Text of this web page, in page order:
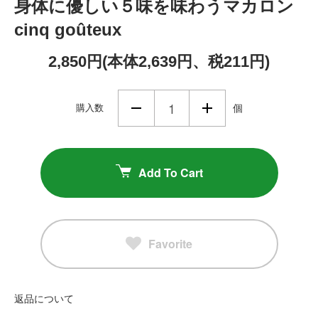
身体に優しい５味を味わうマカロン
cinq goûteux
2,850円(本体2,639円、税211円)
購入数 個
Add To Cart
Favorite
返品について